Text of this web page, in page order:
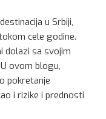
u Srbiji,
cele godine.
dolazi sa svojim
ovom blogu,
pokretanje
i rizike i prednosti